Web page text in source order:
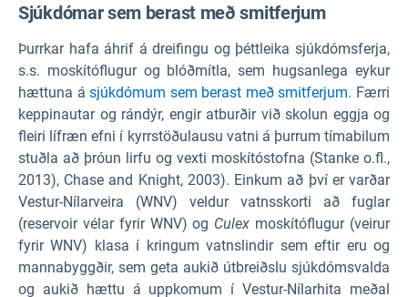
Sjúkdómar sem berast með smitferjum
Þurrkar hafa áhrif á dreifingu og þéttleika sjúkdómsferja,
s.s. moskítóflugur og blóðmítla, sem hugsanlega eykur
hættuna ásjúkdómum sem berast með smitferjum. Færri
keppinautar og rándýr, engir atburðir við skolun eggja og
fleiri lífræn efni í kyrrstöðulausu vatni á þurrum tímabilum
stuðla að þróun lirfu og vexti moskítóstofna (Stanke o.fl.,
2013), Chase and Knight, 2003). Einkum að því er varðar
Vestur-Nílarveira (WNV) veldur vatnsskorti að fuglar
(reservoir vélar fyrir WNV) og Culex moskítóflugur (veirur
fyrir WNV) klasa í kringum vatnslindir sem eftir eru og
mannabyggðir, sem geta aukið útbreiðslu sjúkdómsvalda
og aukið hættu á uppkomum í Vestur-Nílarhita meðal